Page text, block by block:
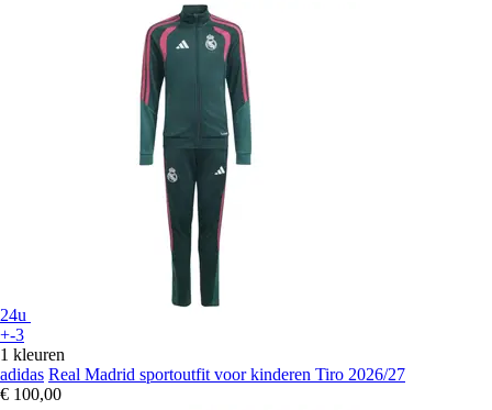
24u
+-3
1 kleuren
adidas Real Madrid sportoutfit voor kinderen Tiro 2026/27
€ 100,00